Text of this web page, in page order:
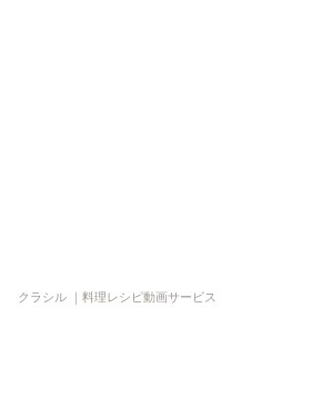
クラシル ｜料理レシピ動画サービス